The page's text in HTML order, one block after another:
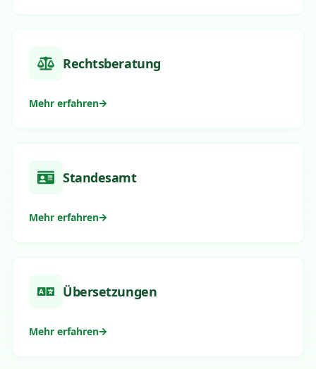
Rechtsberatung
Mehr erfahren
Standesamt
Mehr erfahren
Übersetzungen
Mehr erfahren